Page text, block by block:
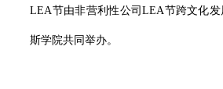
LEA节由非营利性公司LEA节跨文化
斯学院共同举办。